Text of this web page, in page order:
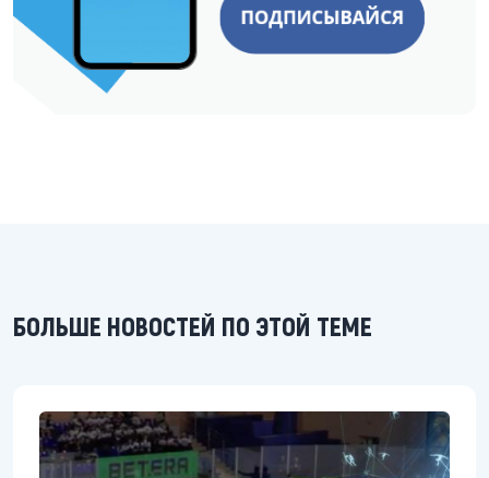
БОЛЬШЕ НОВОСТЕЙ ПО ЭТОЙ ТЕМЕ